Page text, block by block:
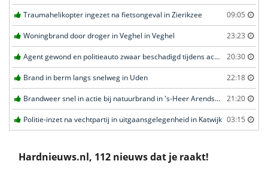
Traumahelikopter ingezet na fietsongeval in Zierikzee 09:05
Woningbrand door droger in Veghel in Veghel 23:23
Agent gewond en politieauto zwaar beschadigd tijdens achtervolging in Uden 20:30
Brand in berm langs snelweg in Uden 22:18
Brandweer snel in actie bij natuurbrand in 's-Heer Arendskerke 21:20
Politie-inzet na vechtpartij in uitgaansgelegenheid in Katwijk 03:15
Hardnieuws.nl, 112 nieuws dat je raakt!